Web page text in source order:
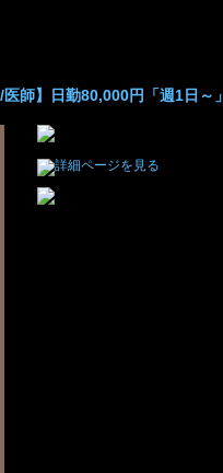
師】日勤80,000円「週1日～」